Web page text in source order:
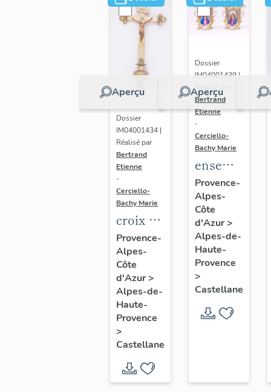
Aperçu
Dossier
IM04001434 |
Réalisé par
Bertrand
Etienne
-
Cerciello-
Bachy Marie
croix de
procession
: Christ
en croix
Provence-
Alpes-
Côte
d'Azur>
Alpes-de-
Haute-
Provence
>
Castellane
Aperçu
Dossier
IM04001439 |
Réalisé par
Bertrand
Etienne
-
Cerciello-
Bachy Marie
ensemble
de 3
vases
Provence-
Alpes-
Côte
d'Azur>
Alpes-de-
Haute-
Provence
>
Castellane